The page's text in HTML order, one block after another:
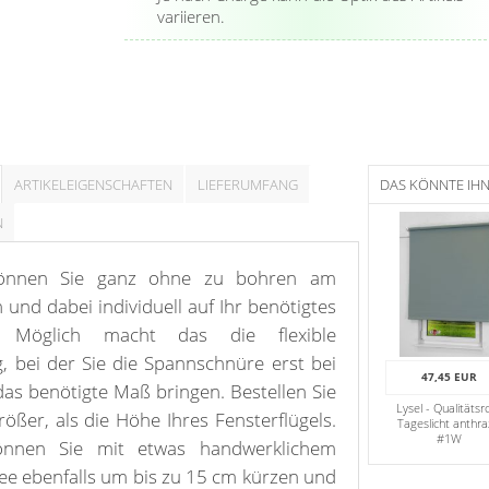
variieren.
ARTIKELEIGENSCHAFTEN
LIEFERUMFANG
Sie ganz ohne zu bohren am
und dabei individuell auf Ihr benötigtes
Möglich macht das die flexible
bei der Sie die Spannschnüre erst bei
benötigte Maß bringen. Bestellen Sie
als die Höhe Ihres Fensterflügels.
Sie mit etwas handwerklichem
ebenfalls um bis zu 15 cm kürzen und
DAS KÖNNTE
47,45 EUR
Lysel -
Tageslicht
#1W